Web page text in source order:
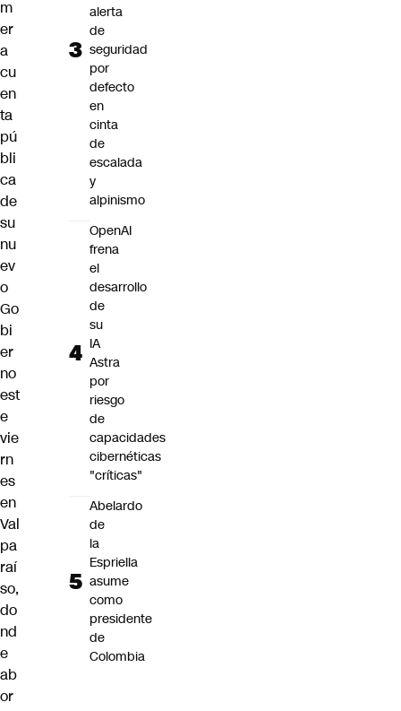
m
er
a
cu
en
ta
pú
bli
ca
de
su
nu
ev
o
Go
bi
er
no
est
e
vie
rn
es
en
Val
pa
raí
so,
do
nd
e
ab
or
alerta
de
seguridad
por
defecto
en
cinta
de
escalada
y
alpinismo
OpenAI
frena
el
desarrollo
de
su
IA
Astra
por
riesgo
de
capacidades
cibernéticas
"críticas"
Abelardo
de
la
Espriella
asume
como
presidente
de
Colombia